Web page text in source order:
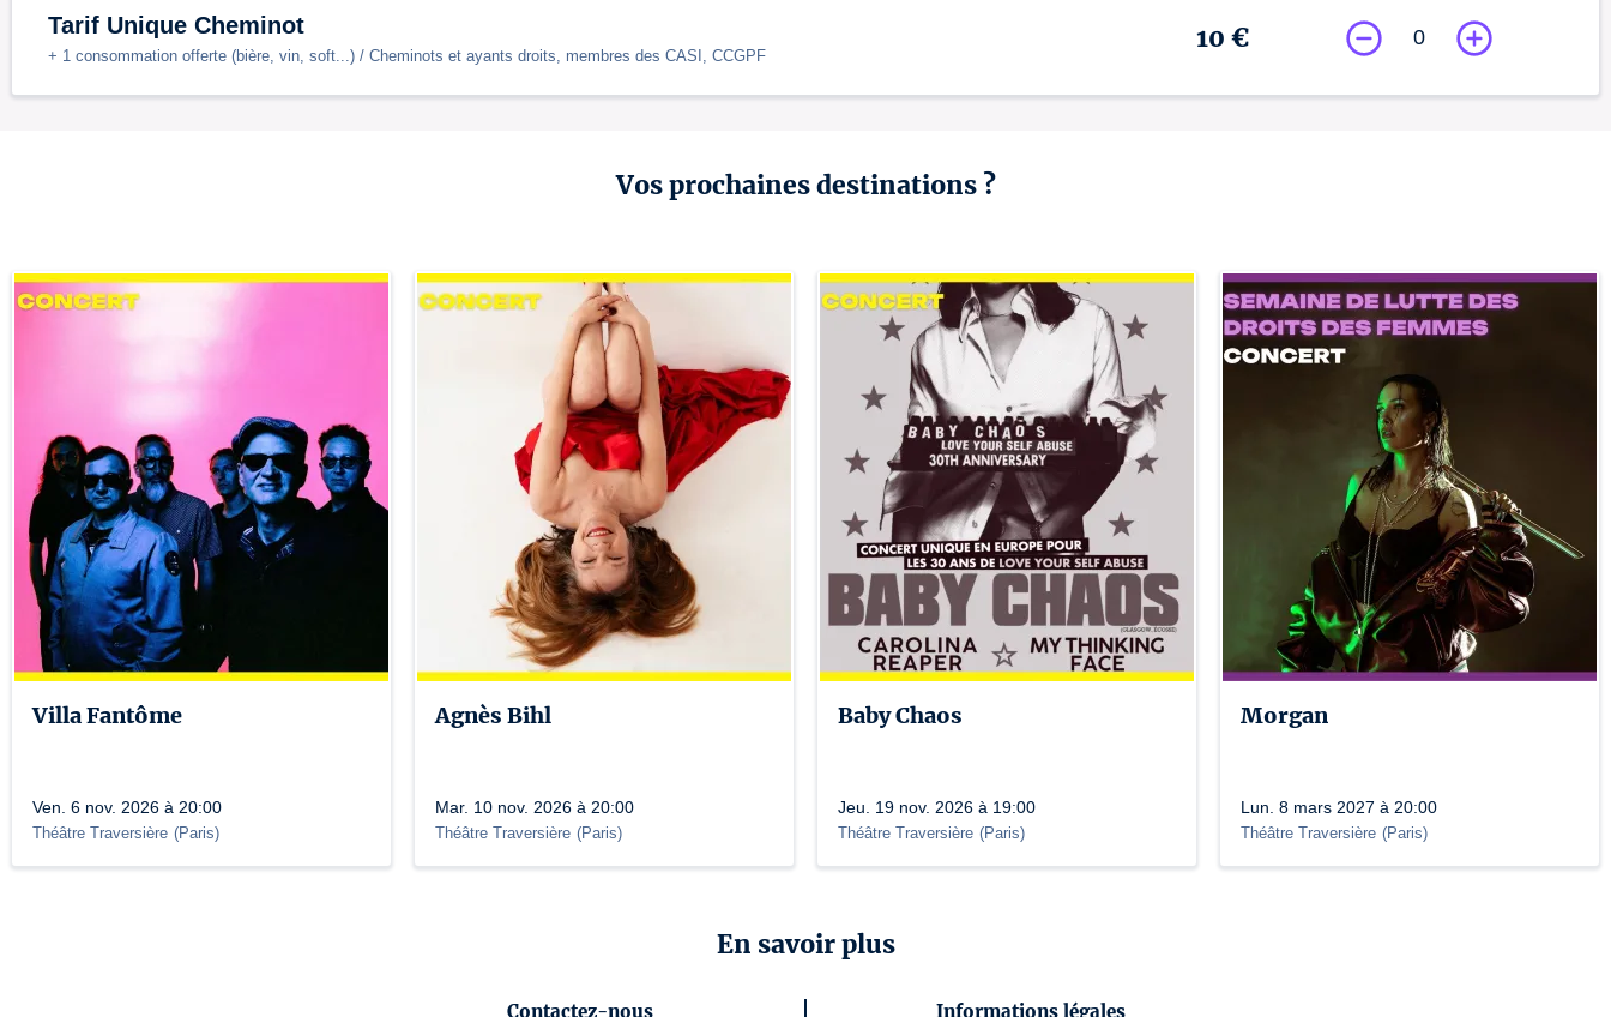
Tarif Unique Cheminot
+ 1 consommation offerte (bière, vin, soft...) / Cheminots et ayants droits, membres des CASI, CCGPF
10 € 0
Vos prochaines destinations ?
Villa Fantôme
Ven. 6 nov. 2026 à 20:00
Théâtre Traversière (Paris)
Agnès Bihl
Mar. 10 nov. 2026 à 20:00
Théâtre Traversière (Paris)
Baby Chaos
Jeu. 19 nov. 2026 à 19:00
Théâtre Traversière (Paris)
Morgan
Lun. 8 mars 2027 à 20:00
Théâtre Traversière (Paris)
En savoir plus
Contactez-nous Informations légales